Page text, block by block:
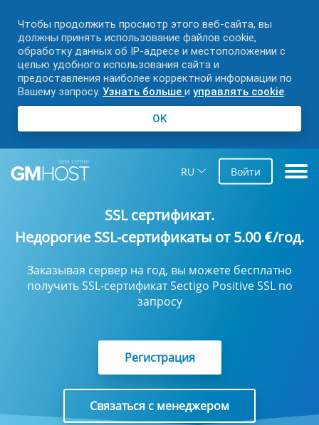
Чтобы продолжить просмотр этого веб-сайта, вы
должны принять использование файлов cookie,
обработку данных об IP-адресе и местоположении с
целью удобного использования сайта и
предоставления наиболее корректной информации по
Вашему запросу. Узнать больше и управлять cookie.
OK
RU Войти
SSL сертификат.
Недорогие SSL-сертификаты от5.00 €/год.
Заказывая сервер на год, вы можете бесплатно
получить SSL-сертификат Sectigo Positive SSL по
запросу
Регистрация
Связаться с менеджером